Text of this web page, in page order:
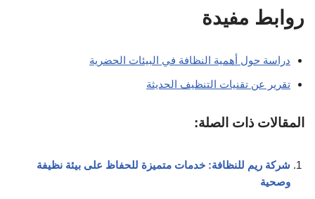
روابط مفيدة
دراسة حول أهمية النظافة في البيئات الحضرية
تقرير عن تقنيات التنظيف الحديثة
المقالات ذات الصلة:
شركة ريم للنظافة: خدمات متميزة للحفاظ على بيئة نظيفة
وصحية